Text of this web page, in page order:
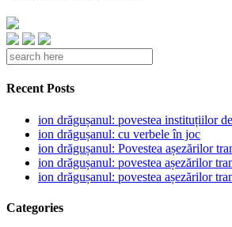
Recent Posts
ion drăgușanul: povestea instituțiilor
ion drăgușanul: cu verbele în joc
ion drăgușanul: Povestea așezărilor
ion drăgușanul: povestea așezărilor
ion drăgușanul: povestea așezărilor
Categories